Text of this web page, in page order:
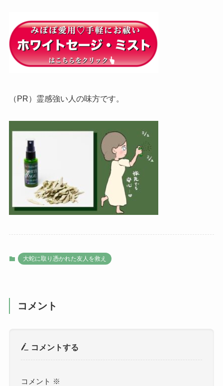
（PR）霊感強い人の味方です。
大蛇に取り憑かれた友人を救え
コメント
コメントする
コメント ※